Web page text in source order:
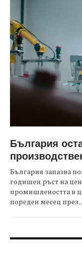
България
България запазва
годишен ръст на
промишлеността в
пореден месец през...